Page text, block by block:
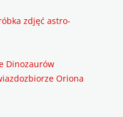
zdjęć astro-
Dinozaurów
Oriona